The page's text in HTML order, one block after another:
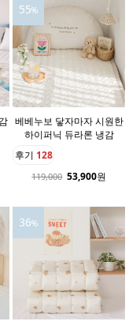
55%
베베누보 닿자마자 시원한
하이퍼닉 듀라론 냉감
후기 128
119,000 53,900원
36%